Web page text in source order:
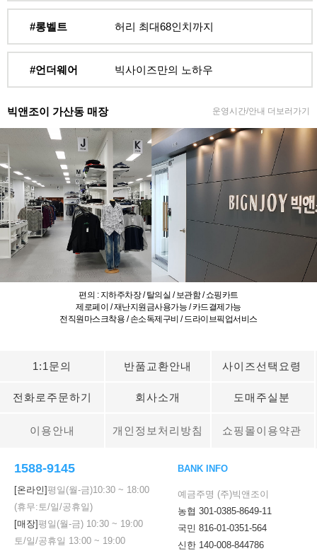
#롱벨트 허리 최대68인치까지
#언더웨어 빅사이즈만의 노하우
빅앤조이 가산동 매장 운영시간/안내 더보러가기
편의 : 지하주차장 / 탈의실 / 보관함 / 쇼핑카트
제로페이 / 재난지원금사용가능 / 카드결제가능
전직원마스크착용 / 손소독제구비 / 드라이브픽업서비스
1:1문의 반품교환안내 사이즈선택요령
전화로주문하기 회사소개 도매주실분
이용안내 개인정보처리방침 쇼핑몰이용약관
1588-9145
[온라인]평일(월-금)10:30 ~ 18:00
(휴무:토/일/공휴일)
[매장]평일(월-금) 10:30 ~ 19:00
토/일/공휴일 13:00 ~ 19:00
BANK INFO
예금주명 (주)빅앤조이
농협 301-0385-8649-11
국민 816-01-0351-564
신한 140-008-844786